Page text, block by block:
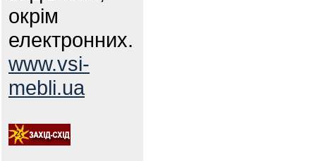
окрім
електронних.
www.vsi-
mebli.ua